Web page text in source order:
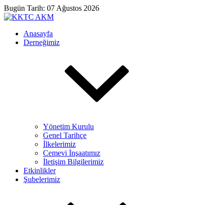
Bugün Tarih: 07 Ağustos 2026
Anasayfa
Derneğimiz
Yönetim Kurulu
Genel Tarihçe
İlkelerimiz
Cemevi İnşaatımız
İletişim Bilgilerimiz
Etkinlikler
Şubelerimiz